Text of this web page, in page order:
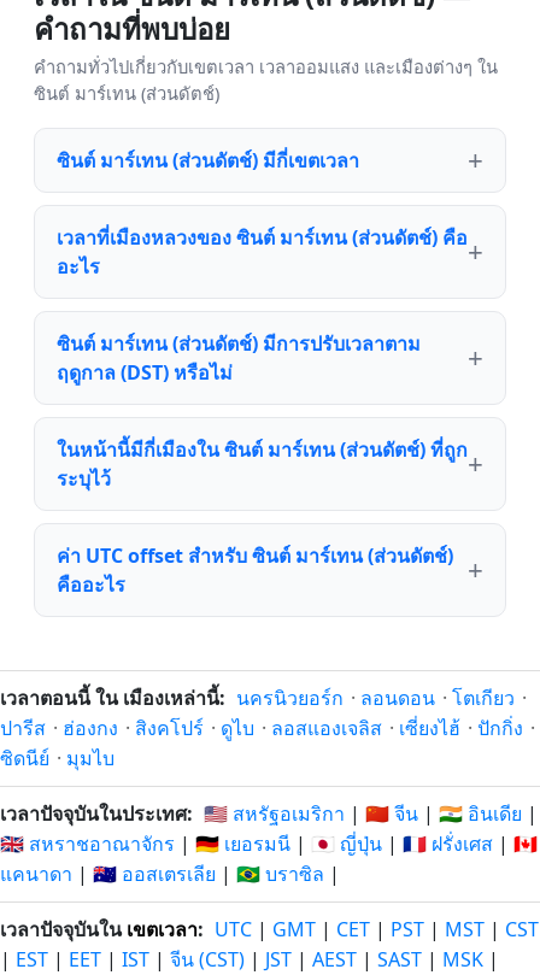
คำถามที่พบบ่อย
คำถามทั่วไปเกี่ยวกับเขตเวลา เวลาออมแสง และเมืองต่างๆ ใน
ซินต์ มาร์เทน (ส่วนดัตช์)
ซินต์ มาร์เทน (ส่วนดัตช์) มีกี่เขตเวลา
เวลาที่เมืองหลวงของ ซินต์ มาร์เทน (ส่วนดัตช์) คือ
อะไร
ซินต์ มาร์เทน (ส่วนดัตช์) มีการปรับเวลาตาม
ฤดูกาล (DST) หรือไม่
ในหน้านี้มีกี่เมืองใน ซินต์ มาร์เทน (ส่วนดัตช์) ที่ถูก
ระบุไว้
ค่า UTC offset สำหรับ ซินต์ มาร์เทน (ส่วนดัตช์)
คืออะไร
เวลาตอนนี้ ใน เมืองเหล่านี้: นครนิวยอร์ก · ลอนดอน · โตเกียว ·
ปารีส · ฮ่องกง · สิงคโปร์ · ดูไบ · ลอสแองเจลิส · เซี่ยงไฮ้ · ปักกิ่ง ·
ซิดนีย์ · มุมไบ
เวลาปัจจุบันในประเทศ: 🇺🇸 สหรัฐอเมริกา | 🇨🇳 จีน | 🇮🇳 อินเดีย |
🇬🇧 สหราชอาณาจักร | 🇩🇪 เยอรมนี | 🇯🇵 ญี่ปุ่น | 🇫🇷 ฝรั่งเศส | 🇨🇦
แคนาดา | 🇦🇺 ออสเตรเลีย | 🇧🇷 บราซิล |
เวลาปัจจุบันในเขตเวลา: UTC | GMT | CET | PST | MST | CST
| EST | EET | IST | จีน (CST) | JST | AEST | SAST | MSK |